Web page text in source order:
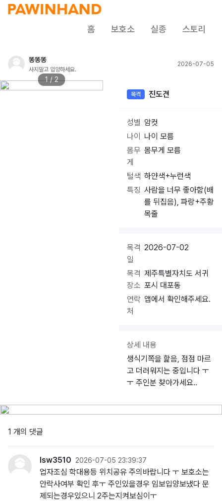
홈 보호소 실종 스토리
똥똥똥
사지말고 입양하세요.
2026-07-05
1 / 2
목격 진도견
성별 암컷
나이
나이 모름
몸무
게
몸무게 모름
털색 하얀색+누런색
특징 사람을 너무 좋아함(배
를 뒤집음), 파랑+주황
목줄
목격
일
2026-07-02
목격
장소
제주특별자치도 서귀
포시 대포동
연락
처
앱에서 확인해주세요.
상세 내용
생식기쪽을 핥음, 점점 마르
고 더러워지는 중입니다 ㅜ
ㅜ 주인분 찾아가세요..
1 개의 댓글
lsw3510 2026-07-05 23:39:37
업자조심 학대용등 위치공유 주의바랍니다 ㅜ 보호소는
안락사여부 확인 후ㅜ 주인있을경우 임보입양보냈다 문
제되는경우있으니 2주는지켜보심이ㅜ